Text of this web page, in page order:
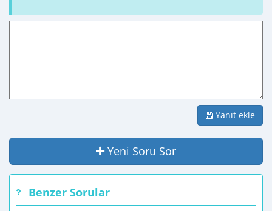
Yanıt ekle
Yeni Soru Sor
Benzer Sorular